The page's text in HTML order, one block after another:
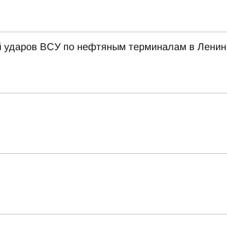
ударов ВСУ по нефтяным терминалам в